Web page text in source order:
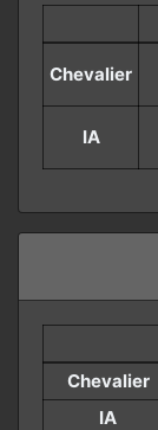
Chevalier
IA
Chevalier
IA